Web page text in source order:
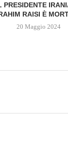
PRESIDENTE
RAISI È
20 Maggio 2024